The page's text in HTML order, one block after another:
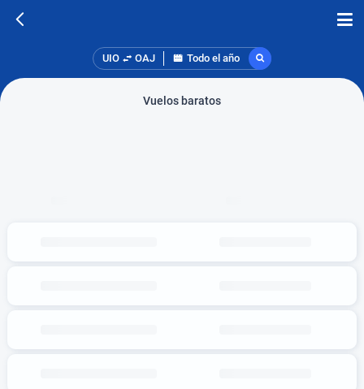
UIO OAJ Todo el año
Vuelos baratos